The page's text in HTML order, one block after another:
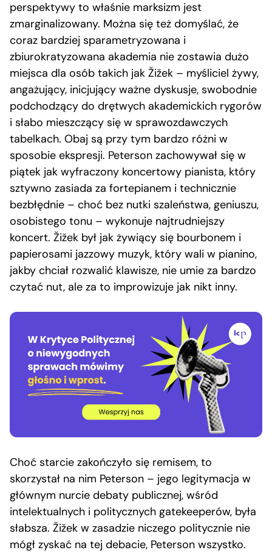
perspektywy to właśnie marksizm jest
zmarginalizowany. Można się też domyślać, że
coraz bardziej sparametryzowana i
zbiurokratyzowana akademia nie zostawia dużo
miejsca dla osób takich jak Žižek – myśliciel żywy,
angażujący, inicjujący ważne dyskusje, swobodnie
podchodzący do drętwych akademickich rygorów
i słabo mieszczący się w sprawozdawczych
tabelkach. Obaj są przy tym bardzo różni w
sposobie ekspresji. Peterson zachowywał się w
piątek jak wyfraczony koncertowy pianista, który
sztywno zasiada za fortepianem i technicznie
bezbłędnie – choć bez nutki szaleństwa, geniuszu,
osobistego tonu – wykonuje najtrudniejszy
koncert. Žižek był jak żywiący się bourbonem i
papierosami jazzowy muzyk, który wali w pianino,
jakby chciał rozwalić klawisze, nie umie za bardzo
czytać nut, ale za to improwizuje jak nikt inny.
Choć starcie zakończyło się remisem, to
skorzystał na nim Peterson – jego legitymacja w
głównym nurcie debaty publicznej, wśród
intelektualnych i politycznych gatekeeperów, była
słabsza. Žižek w zasadzie niczego politycznie nie
mógł zyskać na tej debacie, Peterson wszystko.